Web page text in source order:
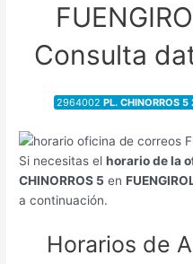
Consulta
2964002PL. CHINORROS
Si necesitas elhorario de la
CHINORROS 5 en
a continuación.
Horarios de